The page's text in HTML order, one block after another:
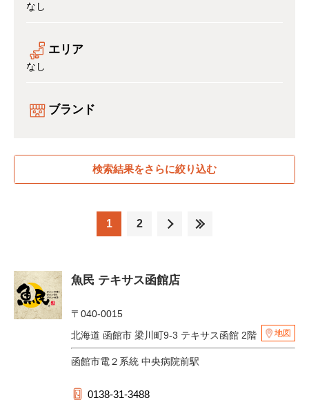
なし
エリア
なし
ブランド
検索結果をさらに絞り込む
1 2
魚民 テキサス函館店
〒040-0015
北海道 函館市 梁川町9-3 テキサス函館 2階
地図
函館市電２系統 中央病院前駅
0138-31-3488